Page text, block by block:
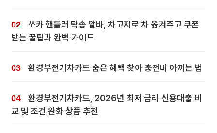
쏘카 핸들러 탁송 알바, 차고지로 차 옮겨주고 쿠폰
받는 꿀팁과 완벽 가이드
환경부전기차카드 숨은 혜택 찾아 충전비 아끼는 법
환경부전기차카드, 2026년 최저 금리 신용대출 비
교 및 조건 완화 상품 추천